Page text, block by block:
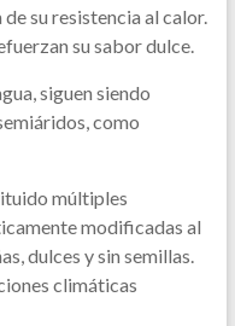
de su resistencia al calor.
su sabor dulce.
siguen siendo
como
múltiples
modificadas al
dulces y sin semillas.
climáticas